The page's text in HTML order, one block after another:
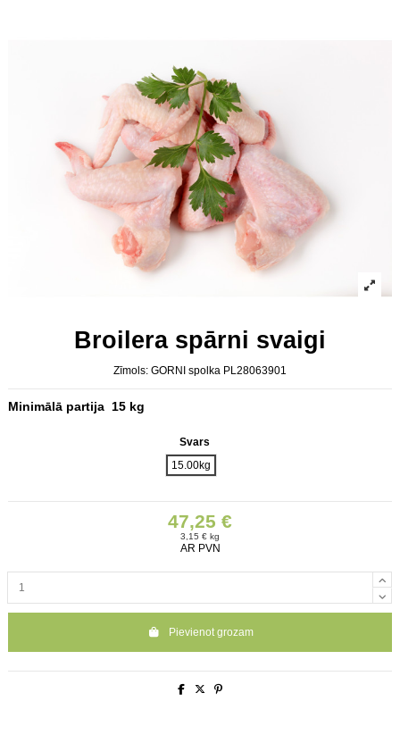
Broilera spārni svaigi
Zīmols: GORNI spolka PL28063901
Minimālā partija 15 kg
Svars
15.00kg
47,25 €
3,15 € kg
AR PVN
Pievienot grozam